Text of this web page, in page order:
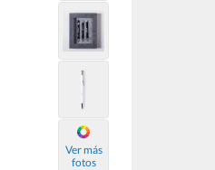
Ver más
fotos